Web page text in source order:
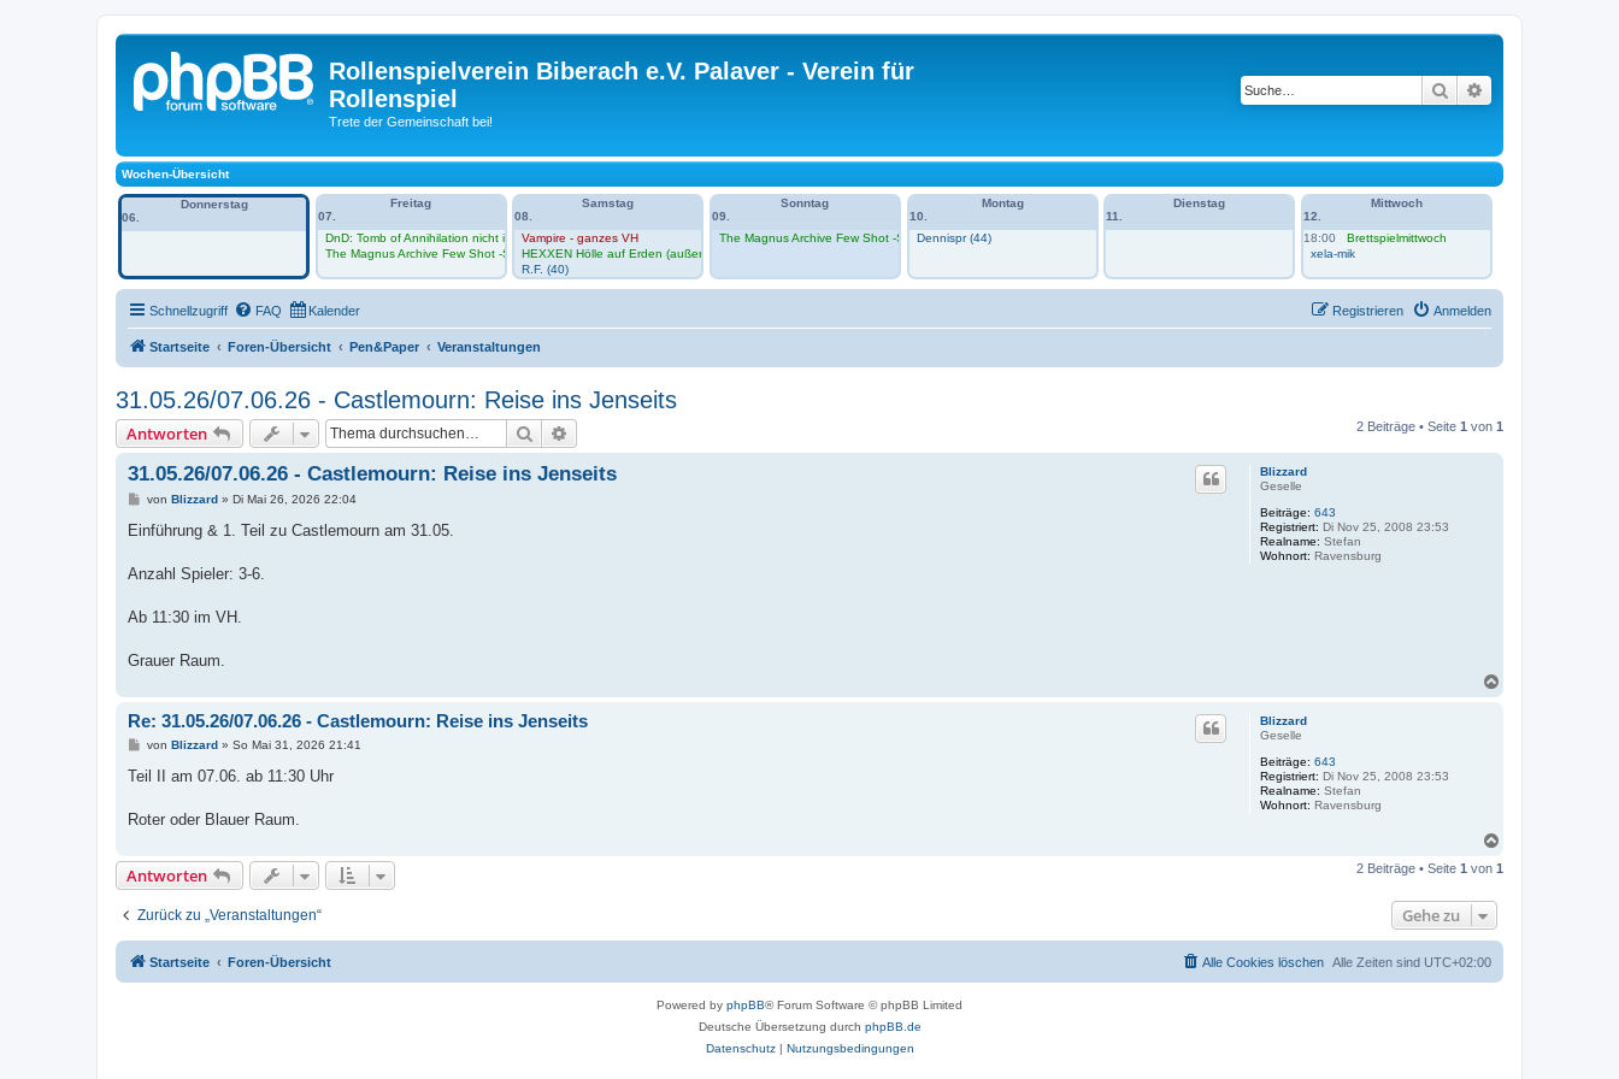
Rollenspielverein Biberach e.V. Palaver - Verein für
Rollenspiel
Trete der Gemeinschaft bei!
Suche
Wochen-Übersicht
Donnerstag
06.
Freitag
07.
DnD: Tomb of Annihilation nicht im Vh
The Magnus Archive Few Shot -Session Zero im VH
Samstag
08.
Vampire - ganzes VH
HEXXEN Hölle auf Erden (außerhalb VH)
R.F. (40)
Sonntag
09.
The Magnus Archive Few Shot -Session 1 im VH
Montag
10.
Dennispr (44)
Dienstag
11.
Mittwoch
12.
18:00
Brettspielmittwoch
xela-mik
Schnellzugriff FAQ Kalender Anmelden
Registrieren
Startseite Foren-Übersicht Pen&Paper Veranstaltungen
31.05.26/07.06.26 - Castlemourn: Reise ins Jenseits
Antworten Suche 2 Beiträge • Seite 1 von 1
Blizzard
Geselle
Beiträge: 643
Registriert: Di Nov 25, 2008 23:53
Realname: Stefan
Wohnort: Ravensburg
31.05.26/07.06.26 - Castlemourn: Reise ins Jenseits
B
i
a
von Blizzard» Di Mai 26, 2026 22:04
Einführung & 1. Teil zu Castlemourn am 31.05.
Anzahl Spieler: 3-6.
Ab 11:30 im VH.
Grauer Raum.
Blizzard
Geselle
Beiträge: 643
Registriert: Di Nov 25, 2008 23:53
Realname: Stefan
Wohnort: Ravensburg
Re: 31.05.26/07.06.26 - Castlemourn: Reise ins Jenseits
B
i
a
von Blizzard» So Mai 31, 2026 21:41
Teil II am 07.06. ab 11:30 Uhr
Roter oder Blauer Raum.
c
Antworten 2 Beiträge • Seite 1 von 1
Zurück zu „Veranstaltungen“ Gehe zu
Startseite Foren-Übersicht Alle Zeiten sind UTC+02:00
Alle Cookies löschen
Powered by phpBB® Forum Software © phpBB Limited
Deutsche Übersetzung durch phpBB.de
Datenschutz| Nutzungsbedingungen